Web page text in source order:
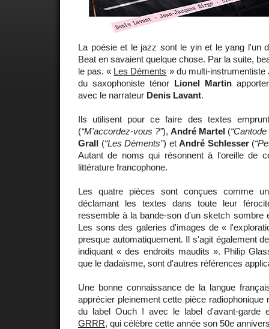
La poésie et le jazz sont le yin et le yang l'un
Beat en savaient quelque chose. Par la suite,
le pas. « Les Déments » du multi-instrumentiste
du saxophoniste ténor Lionel Martin
avec le narrateur Denis Lavant.
Ils utilisent pour ce faire des textes
(“M'accordez-vous ?”), André Martel (
Grall (“Les Déments”) etAndré Schlesser(
Autant de noms qui résonnent à l'oreille de
littérature francophone.
Les quatre pièces sont conçues comme
déclamant les textes dans toute leur
ressemble à la bande-son d'un sketch sombre
Les sons des galeries d'images de «
presque automatiquement. Il s'agit également
indiquant « des endroits maudits ». Philip
que le dadaïsme, sont d'autres références
Une bonne connaissance de la langue
apprécier pleinement cette pièce radiophonique
du label Ouch ! avec le label d'avant-garde
GRRR, qui célèbre cette année son 50e